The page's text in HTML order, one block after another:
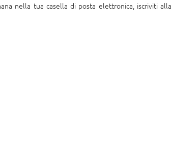
nella tua casella di posta elettronica, iscriviti alla